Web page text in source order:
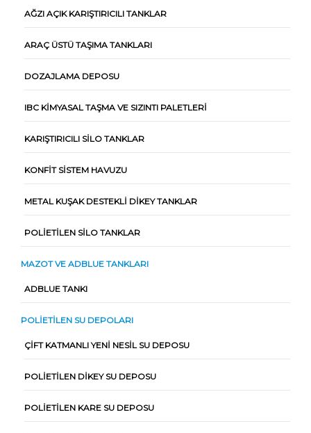
AĞZI AÇIK KARIŞTIRICILI TANKLAR
ARAÇ ÜSTÜ TAŞIMA TANKLARI
DOZAJLAMA DEPOSU
IBC KIMYASAL TAŞMA VE SIZINTI PALETLERI
KARIŞTIRICILI SILO TANKLAR
KONFIT SISTEM HAVUZU
METAL KUŞAK DESTEKLI DIKEY TANKLAR
POLIETILEN SILO TANKLAR
MAZOT VE ADBLUE TANKLARI
ADBLUE TANKI
POLIETILEN SU DEPOLARI
ÇIFT KATMANLI YENI NESIL SU DEPOSU
POLIETILEN DIKEY SU DEPOSU
POLIETILEN KARE SU DEPOSU